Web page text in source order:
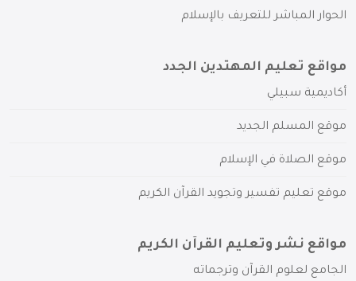
الحوار المباشر للتعريف بالإسلام
مواقع تعليم المهتدين الجدد
أكاديمية سبيلي
موقع المسلم الجديد
موقع الصلاة في الإسلام
موقع تعليم تفسير وتجويد القرآن الكريم
مواقع نشر وتعليم القرآن الكريم
الجامع لعلوم القرآن وترجماته